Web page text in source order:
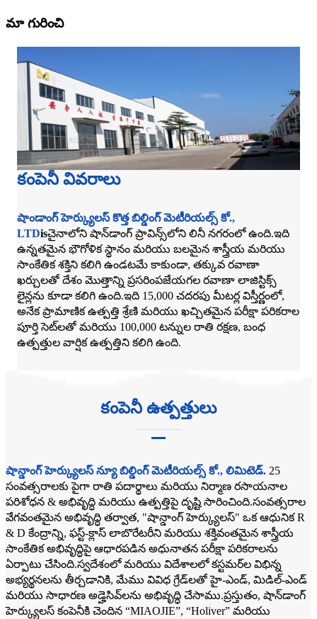
మా గురించి
కంపెనీ వివరాలు
షాండాంగ్ హెర్క్యులస్ కొత్త బిల్డింగ్ మెటీరియల్స్ కో.,
LTDisచైనాలోని షాన్‌డాంగ్ ప్రావిన్స్‌లోని లినీ నగరంలో ఉంది.ఇది
ఉన్నతమైన భౌగోళిక స్థానం మరియు బలమైన శాస్త్రీయ మరియు
సాంకేతిక శక్తిని కలిగి ఉండటమే కాకుండా, తక్కువ రవాణా
ఖర్చులతో దేశం మొత్తాన్ని ప్రసరింపజేయగల రవాణా లాజిస్టిక్స్
లైన్లను కూడా కలిగి ఉంది.ఇది 15,000 చదరపు మీటర్ల విస్తీర్ణంలో,
అనేక ప్రామాణిక ఉత్పత్తి శ్రేణి మరియు ఖచ్చితమైన పరీక్షా పరికరాల
పూర్తి సెట్‌లతో మరియు 100,000 టన్నుల రాతి రక్షణ, బంధ
ఉత్పత్తుల వార్షిక ఉత్పత్తిని కలిగి ఉంది.
కంపెనీ ఉత్పత్తులు
షాన్డాంగ్ హెర్క్యులస్ న్యూ బిల్డింగ్ మెటీరియల్స్ కో., లిమిటెడ్. 25
సంవత్సరాలకు పైగా రాతి పదార్థాలు మరియు నిర్మాణ రసాయనాల
పరిశోధన & అభివృద్ధి మరియు ఉత్పత్తిపై దృష్టి సారించింది.సంవత్సరాల
వేగవంతమైన అభివృద్ధి తర్వాత, "షాన్డాంగ్ హెర్క్యులస్" ఒక ఆధునిక R
& D కేంద్రాన్ని, ఫస్ట్-క్లాస్ లాబొరేటరీని మరియు శక్తివంతమైన శాస్త్రీయ
సాంకేతిక అభివృద్ధిపై ఆధారపడిన అధునాతన పరీక్షా పరికరాలను
ఏర్పాటు చేసింది.స్వదేశంలో మరియు విదేశాలలో కస్టమర్‌ల విభిన్న
అభ్యర్థనలను తీర్చడానికి, మేము వివిధ గ్రేడ్‌లతో హై-ఎండ్, మిడిల్-ఎండ్
మరియు సాధారణ అడ్హెసివ్‌లను అభివృద్ధి చేసాము.ప్రస్తుతం, షాన్‌డాంగ్
హెర్క్యులస్ కంపెనీకి చెందిన “MIAOJIE”, “Holiver” మరియు